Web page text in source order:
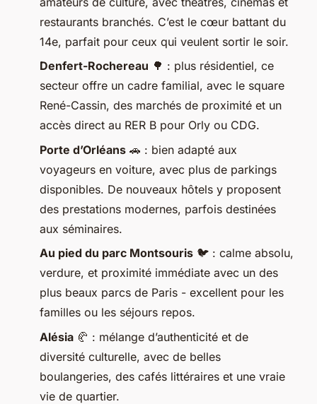
restaurants branchés. C’est le cœur battant du
14e, parfait pour ceux qui veulent sortir le soir.
Denfert-Rochereau 🌳 : plus résidentiel, ce
secteur offre un cadre familial, avec le square
René-Cassin, des marchés de proximité et un
accès direct au RER B pour Orly ou CDG.
Porte d’Orléans 🚗 : bien adapté aux
voyageurs en voiture, avec plus de parkings
disponibles. De nouveaux hôtels y proposent
des prestations modernes, parfois destinées
aux séminaires.
Au pied du parc Montsouris 🐦 : calme absolu,
verdure, et proximité immédiate avec un des
plus beaux parcs de Paris - excellent pour les
familles ou les séjours repos.
Alésia 🥐 : mélange d’authenticité et de
diversité culturelle, avec de belles
boulangeries, des cafés littéraires et une vraie
vie de quartier.